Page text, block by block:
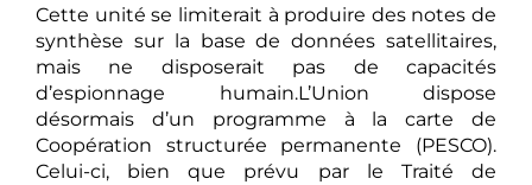
Cette unité se limiterait à produire des notes de
synthèse sur la base de données satellitaires,
mais ne disposerait pas de capacités
d’espionnage humain.L’Union dispose
désormais d’un programme à la carte de
Coopération structurée permanente (PESCO).
Celui-ci, bien que prévu par le Traité de